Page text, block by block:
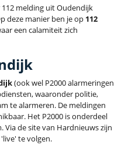
melding uit Oudendijk
deze manier ben je op 112
een calamiteit zich
(ook wel P2000 alarmeringen
waaronder politie,
te alarmeren. De meldingen
Het P2000 is onderdeel
Via de site van Hardnieuws zijn
te volgen.